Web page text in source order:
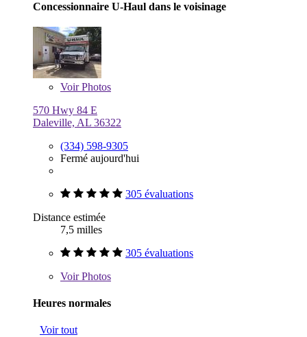
Concessionnaire U-Haul dans le voisinage
VoirPhotos
570 Hwy 84 E
Daleville, AL 36322
(334) 598-9305
Fermé aujourd'hui
305 évaluations
Distance estimée
7,5 milles
305 évaluations
VoirPhotos
Heures normales
Voir tout